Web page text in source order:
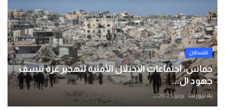
فلسطين
حماس: اجتماعات الاحتلال الأمنية لتهجير غزة تنسف
جهود ال...
يلا نيوز نت يونيو 25, 2026